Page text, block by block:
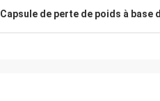
Capsule de perte de poids à base